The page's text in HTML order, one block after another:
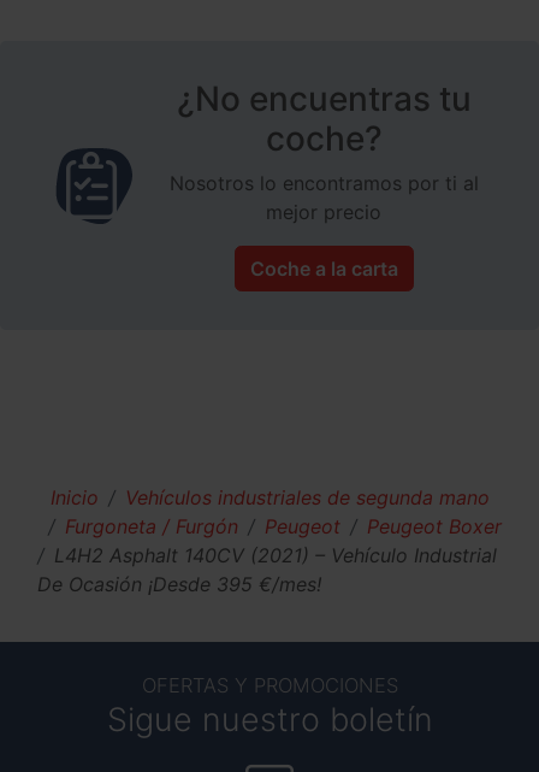
¿No encuentras tu
coche?
Nosotros lo encontramos por ti al
mejor precio
Coche a la carta
Inicio
Vehículos industriales de segunda mano
Furgoneta / Furgón
Peugeot
Peugeot Boxer
L4H2 Asphalt 140CV (2021) – Vehículo Industrial
De Ocasión ¡Desde 395 €/mes!
OFERTAS Y PROMOCIONES
Sigue nuestro boletín